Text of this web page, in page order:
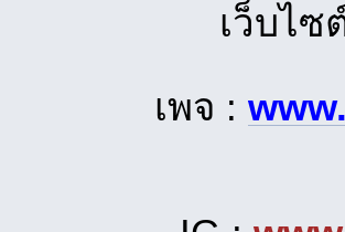
เว็บไ
เพจ :